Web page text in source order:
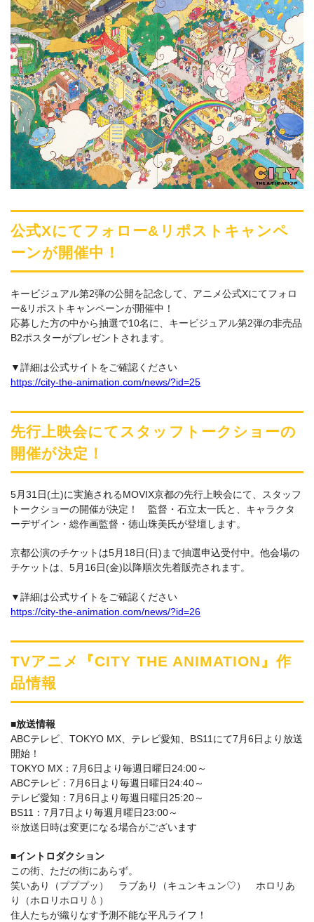
公式Xにてフォロー&リポストキャンペ
ーンが開催中！
キービジュアル第2弾の公開を記念して、アニメ公式Xにてフォロ
ー&リポストキャンペーンが開催中！
応募した方の中から抽選で10名に、キービジュアル第2弾の非売品
B2ポスターがプレゼントされます。
▼詳細は公式サイトをご確認ください
https://city-the-animation.com/news/?id=25
先行上映会にてスタッフトークショーの
開催が決定！
5月31日(土)に実施されるMOVIX京都の先行上映会にて、スタッフ
トークショーの開催が決定！ 監督・石立太一氏と、キャラクタ
ーデザイン・総作画監督・徳山珠美氏が登壇します。
京都公演のチケットは5月18日(日)まで抽選申込受付中。他会場の
チケットは、5月16日(金)以降順次先着販売されます。
▼詳細は公式サイトをご確認ください
https://city-the-animation.com/news/?id=26
TVアニメ『CITY THE ANIMATION』作
品情報
■放送情報
ABCテレビ、TOKYO MX、テレビ愛知、BS11にて7月6日より放送
開始！
TOKYO MX：7月6日より毎週日曜日24:00～
ABCテレビ：7月6日より毎週日曜日24:40～
テレビ愛知：7月6日より毎週日曜日25:20～
BS11：7月7日より毎週月曜日23:00～
※放送日時は変更になる場合がございます
■イントロダクション
この街、ただの街にあらず。
笑いあり（プププッ） ラブあり（キュンキュン♡） ホロリあ
り（ホロリホロリ💧）
住人たちが織りなす予測不能な平凡ライフ！